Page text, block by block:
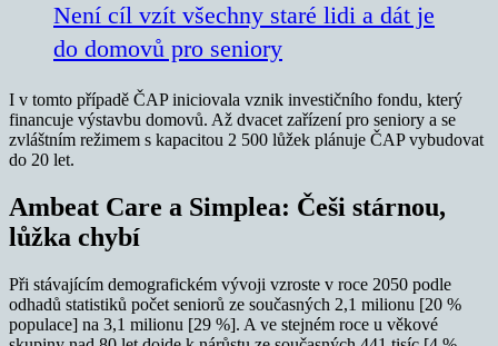
Není cíl vzít všechny staré lidi a dát je
do domovů pro seniory
I v tomto případě ČAP iniciovala vznik investičního fondu, který
financuje výstavbu domovů. Až dvacet zařízení pro seniory a se
zvláštním režimem s kapacitou 2 500 lůžek plánuje ČAP vybudovat
do 20 let.
Ambeat Care a Simplea: Češi stárnou,
lůžka chybí
Při stávajícím demografickém vývoji vzroste v roce 2050 podle
odhadů statistiků počet seniorů ze současných 2,1 milionu [20 %
populace] na 3,1 milionu [29 %]. A ve stejném roce u věkové